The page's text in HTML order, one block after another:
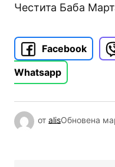
Честита Баба
Facebook
Whatsapp
от alisОбновена